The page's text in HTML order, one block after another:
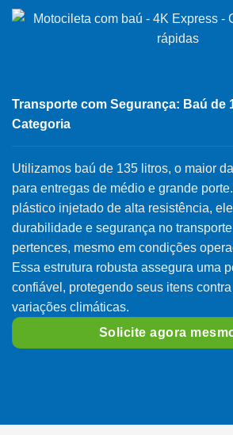
Transporte com Segurança: Baú de
Categoria
Utilizamos baú de 135 litros, o maior
para entregas de médio e grande
plástico injetado de alta resistência,
durabilidade e segurança no
pertences, mesmo em condições
Essa estrutura robusta assegura uma
confiável, protegendo seus itens
variações climáticas.
Solicite agora